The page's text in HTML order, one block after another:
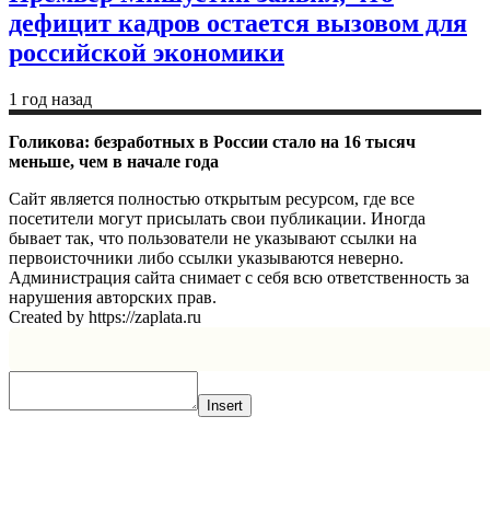
дефицит кадров остается вызовом для
российской экономики
1 год назад
Голикова: безработных в России стало на 16 тысяч
меньше, чем в начале года
Сайт является полностью открытым ресурсом, где все
посетители могут присылать свои публикации. Иногда
бывает так, что пользователи не указывают ссылки на
первоисточники либо ссылки указываются неверно.
Администрация сайта снимает с себя всю ответственность за
нарушения авторских прав.
Created by https://zaplata.ru
Insert